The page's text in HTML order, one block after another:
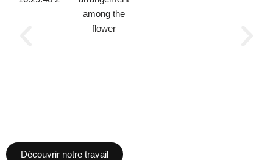
Découvrir notre travail